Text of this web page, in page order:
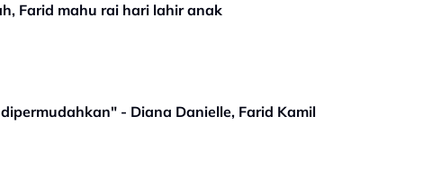
Farid mahu rai hari lahir anak
- Diana Danielle, Farid Kamil